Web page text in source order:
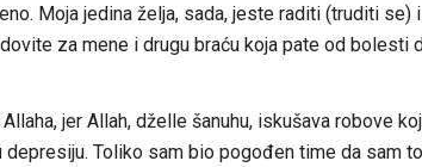
Moja jedina želja, sada, jeste raditi (truditi se)
za mene i drugu braću koja pate od bolesti
jer Allah, dželle šanuhu, iskušava robove
Toliko sam bio pogođen time da sam